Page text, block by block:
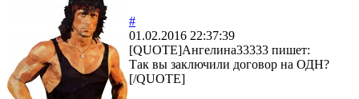
#
01.02.2016 22:37:39
[QUOTE]Ангелина33333 пишет:
Так вы заключили договор на ОДН?
[/QUOTE]